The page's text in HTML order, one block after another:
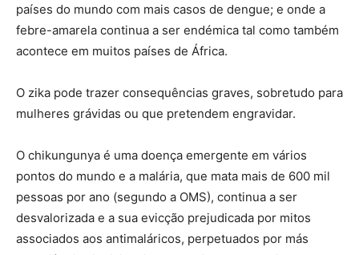
países do mundo com mais casos de dengue; e onde a
febre-amarela continua a ser endémica tal como também
acontece em muitos países de África.
O zika pode trazer consequências graves, sobretudo para
mulheres grávidas ou que pretendem engravidar.
O chikungunya é uma doença emergente em vários
pontos do mundo e a malária, que mata mais de 600 mil
pessoas por ano (segundo a OMS), continua a ser
desvalorizada e a sua evicção prejudicada por mitos
associados aos antimaláricos, perpetuados por más